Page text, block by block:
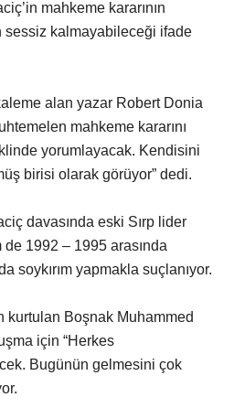
mahkeme kararının
sessiz kalmayabileceği ifade
alan yazar Robert Donia
mahkeme kararını
yorumlayacak. Kendisini
birisi olarak görüyor” dedi.
davasında eski Sırp lider
de 1992 – 1995 arasında
soykırım yapmakla suçlanıyor.
kurtulan Boşnak Muhammed
için “Herkes
Bugünün gelmesini çok